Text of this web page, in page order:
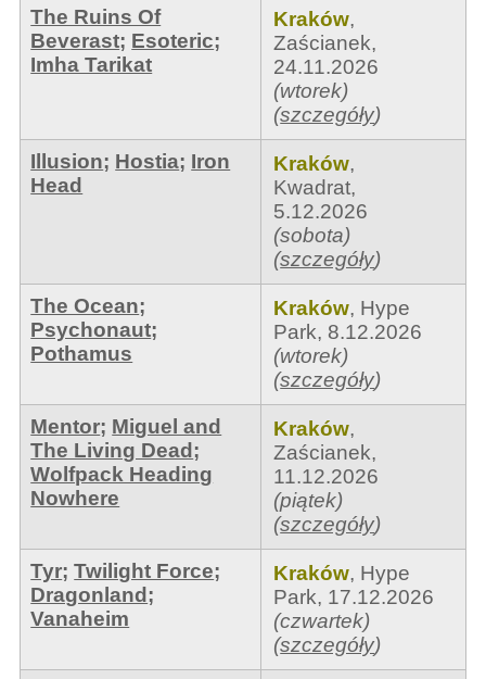
The Ruins Of
Beverast; Esoteric;
Imha Tarikat
Kraków,
Zaścianek,
24.11.2026
(wtorek)
(szczegóły)
Illusion; Hostia; Iron
Head
Kraków,
Kwadrat,
5.12.2026
(sobota)
(szczegóły)
The Ocean;
Psychonaut;
Pothamus
Kraków, Hype
Park, 8.12.2026
(wtorek)
(szczegóły)
Mentor; Miguel and
The Living Dead ;
Wolfpack Heading
Nowhere
Kraków,
Zaścianek,
11.12.2026
(piątek)
(szczegóły)
Tyr;Twilight Force;
Dragonland ;
Vanaheim
Kraków, Hype
Park, 17.12.2026
(czwartek)
(szczegóły)